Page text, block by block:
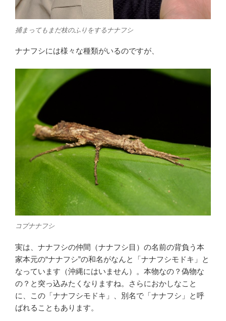
捕まってもまだ枝のふりをするナナフシ
ナナフシには様々な種類がいるのですが、
コブナナフシ
実は、ナナフシの仲間（ナナフシ目）の名前の背負う本
家本元の“ナナフシ”の和名がなんと「ナナフシモドキ」と
なっています（沖縄にはいません）。本物なの？偽物な
の？と突っ込みたくなりますね。さらにおかしなこと
に、この「ナナフシモドキ」、別名で「ナナフシ」と呼
ばれることもあります。